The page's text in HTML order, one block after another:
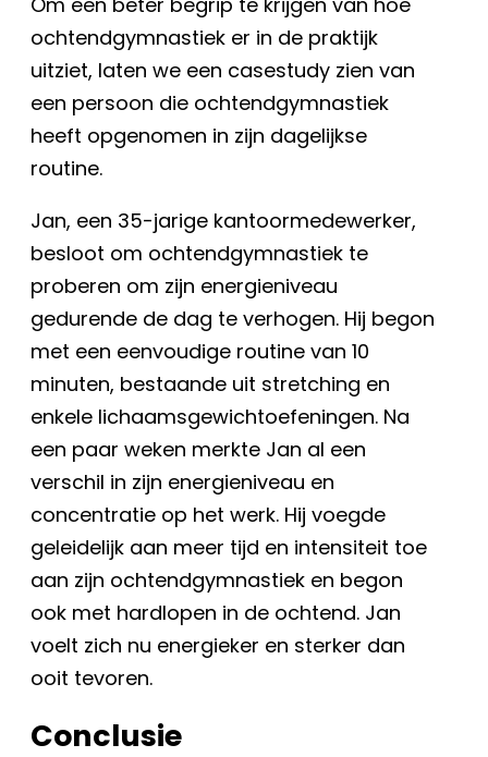
ochtendgymnastiek er in de praktijk
uitziet, laten we een casestudy zien van
een persoon die ochtendgymnastiek
heeft opgenomen in zijn dagelijkse
routine.
Jan, een 35-jarige kantoormedewerker,
besloot om ochtendgymnastiek te
proberen om zijn energieniveau
gedurende de dag te verhogen. Hij begon
met een eenvoudige routine van 10
minuten, bestaande uit stretching en
enkele lichaamsgewichtoefeningen. Na
een paar weken merkte Jan al een
verschil in zijn energieniveau en
concentratie op het werk. Hij voegde
geleidelijk aan meer tijd en intensiteit toe
aan zijn ochtendgymnastiek en begon
ook met hardlopen in de ochtend. Jan
voelt zich nu energieker en sterker dan
ooit tevoren.
Conclusie